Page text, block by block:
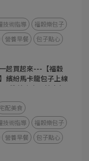
技術指導
福穀樂包子
營養早餐 包子點心
起買起來---【福穀
繽紛馬卡龍包子上線
子推薦｜安心健康包
早餐
宅配美食
技術指導
福穀樂包子
營養早餐 包子點心